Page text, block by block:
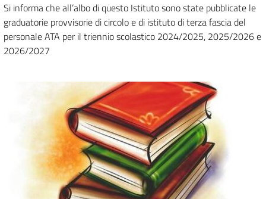
Si informa che all’albo di questo Istituto sono state pubblicate le
graduatorie provvisorie di circolo e di istituto di terza fascia del
personale ATA per il triennio scolastico 2024/2025, 2025/2026 e
2026/2027